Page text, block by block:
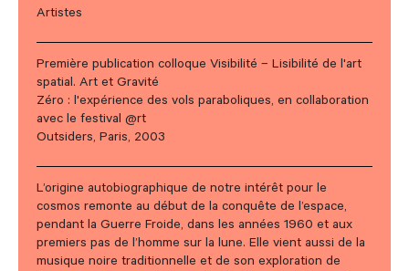
Artistes
Première publication colloque Visibilité – Lisibilité de l'art
spatial. Art et Gravité
Zéro : l'expérience des vols paraboliques, en collaboration
avec le festival @rt
Outsiders, Paris, 2003
L’origine autobiographique de notre intérêt pour le
cosmos remonte au début de la conquête de l’espace,
pendant la Guerre Froide, dans les années 1960 et aux
premiers pas de l’homme sur la lune. Elle vient aussi de la
musique noire traditionnelle et de son exploration de